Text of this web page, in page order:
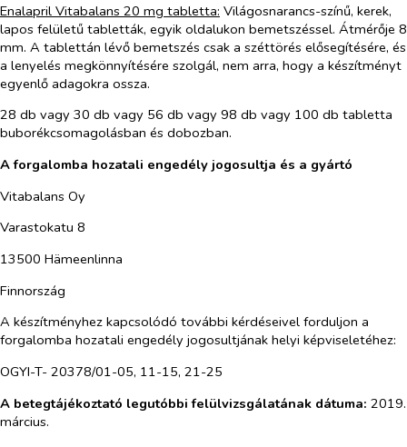
Enalapril Vitabalans 20 mg tabletta: Világosnarancs-színű, kerek,
lapos felületű tabletták, egyik oldalukon bemetszéssel. Átmérője 8
mm. A tablettán lévő bemetszés csak a széttörés elősegítésére, és
a lenyelés megkönnyítésére szolgál, nem arra, hogy a készítményt
egyenlő adagokra ossza.
28 db vagy 30 db vagy 56 db vagy 98 db vagy 100 db tabletta
buborékcsomagolásban és dobozban.
A forgalomba hozatali engedély jogosultja és a gyártó
Vitabalans Oy
Varastokatu 8
13500 Hämeenlinna
Finnország
A készítményhez kapcsolódó további kérdéseivel forduljon a
forgalomba hozatali engedély jogosultjának helyi képviseletéhez:
OGYI-T- 20378/01-05, 11-15, 21-25
A betegtájékoztató legutóbbi felülvizsgálatának dátuma: 2019.
március.